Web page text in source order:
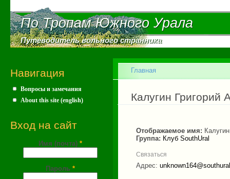
По Тропам Южного Урала
По Тропам Южного Урала
Путеводитель вольного странника
Путеводитель вольного странника
Навигация
Вопросы и замечания
About this site (english)
Вход на сайт
Имя (почта) *
Пароль *
Вы здесь
Главная
Калугин Григорий
Отображаемое имя:
Группа: Клуб SouthUral
Связаться
Адрес: